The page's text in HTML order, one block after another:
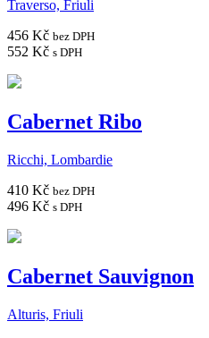
Traverso, Friuli
456 Kč bez DPH
552 Kč s DPH
Cabernet Ribo
Ricchi, Lombardie
410 Kč bez DPH
496 Kč s DPH
Cabernet Sauvignon
Alturis, Friuli